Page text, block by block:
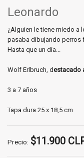
Leonardo
¿Alguien le tiene miedo a
pasaba dibujando perros
Hasta que un día...
Wolf Erlbruch, destacado
3 a 7 años
Tapa dura 25 x 18,5 cm
Precio: $11.900